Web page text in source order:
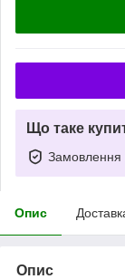
Що таке
Замовлення
Опис
Опис